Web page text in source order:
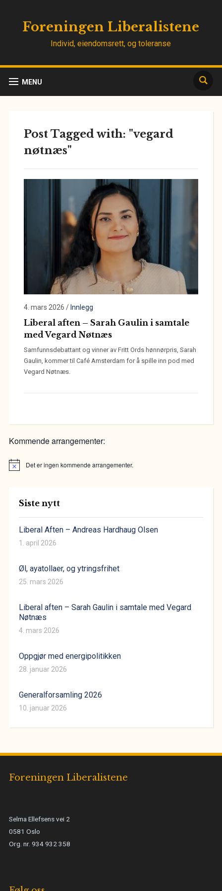
Foreningen Liberalistene
Individ, eiendomsrett, og toleranse
MENU
Kommende arrangementer:
MerknadDet er ingen kommende arrangementer.
Post Tagged with: "vegard
nøtnæs"
4. mars 2026 /Innlegg
Liberal aften – Sarah Gaulin i samtale
med Vegard Nøtnæs
Samfunnsdebattant og vinner av Fritt Ords hønnørpris, Sarah
Gaulin, kommer til Café Amsterdam for å spille inn pod med
Vegard Nøtnæs.
Siste nytt
Liberal Aften – Andreas Hardhaug Olsen
1. april 2026
Øl, ayatollaer, og ytringsfrihet
25. mars 2026
Liberal aften – Sarah Gaulin i samtale med Vegard
Nøtnæs
4. mars 2026
Oppgjør med energipolitikken
28. januar 2026
Generalforsamling 2026
10. januar 2026
Foreningen Liberalistene
Selma Ellefsens vei 2
0581 Oslo
Org. nr. 934 932 358